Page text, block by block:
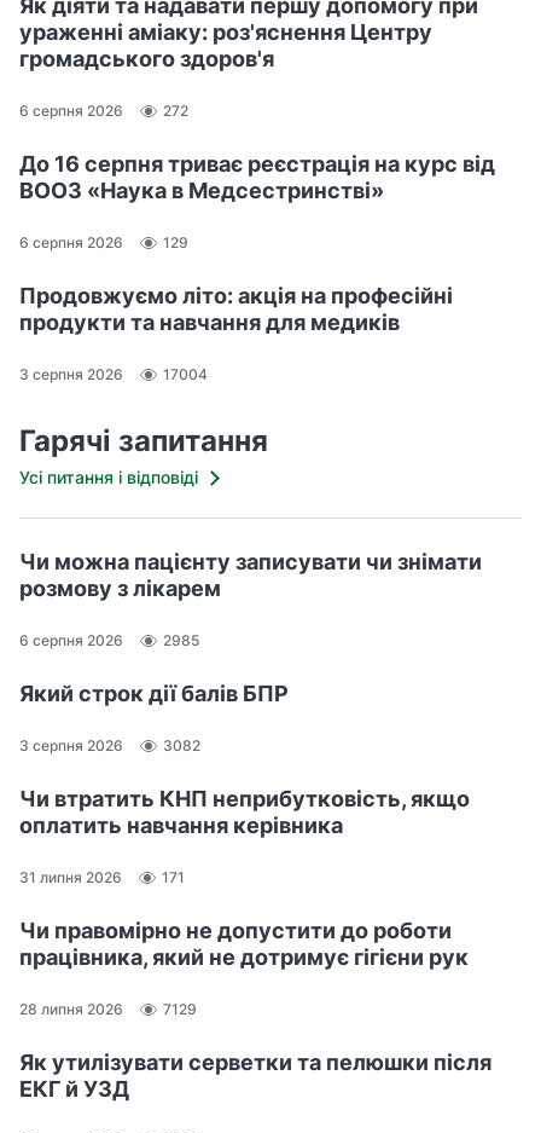
ураженні аміаку: роз'яснення Центру
громадського здоров'я
6 серпня 2026 272
До 16 серпня триває реєстрація на курс від
ВООЗ «Наука в Медсестринстві»
6 серпня 2026 129
Продовжуємо літо: акція на професійні
продукти та навчання для медиків
3 серпня 2026 17004
Гарячі запитання
Усі питання і відповіді
Чи можна пацієнту записувати чи знімати
розмову з лікарем
6 серпня 2026 2985
Який строк дії балів БПР
3 серпня 2026 3082
Чи втратить КНП неприбутковість, якщо
оплатить навчання керівника
31 липня 2026 171
Чи правомірно не допустити до роботи
працівника, який не дотримує гігієни рук
28 липня 2026 7129
Як утилізувати серветки та пелюшки після
ЕКГ й УЗД